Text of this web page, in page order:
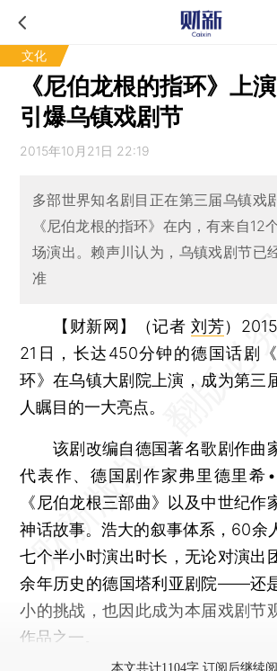
文化
《尼伯龙根的指环》上
引爆乌镇戏剧节
2015年10月21日 22:19
多部世界知名剧目正在第三届乌镇戏
《尼伯龙根的指环》在内，有来自12
场演出。赖声川认为，乌镇戏剧节已
准
【财新网】（记者刘芳）
21日，长达450分钟的德国话剧
环》在乌镇大剧院上演，成为第三
人瞩目的一大亮点。
该剧改编自德国著名歌剧作曲
代表作、德国剧作家弗里德里希
《尼伯龙根三部曲》以及中世纪作
神话故事。浩大的叙事体系，60余
七个半小时演出时长，无论对演
余年历史的德国塔利亚剧院——还
小的挑战，也因此成为本届戏剧节
作品之一。
本文共计1104字 订阅后继续